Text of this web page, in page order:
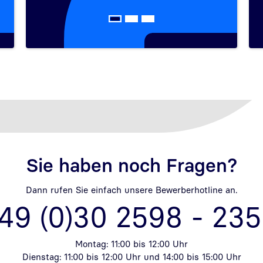
Sie haben noch Fragen?
Dann rufen Sie einfach unsere Bewerberhotline an.
(0)30 2598 -
Montag: 11:00 bis 12:00 Uhr
Dienstag: 11:00 bis 12:00 Uhr und 14:00 bis 15:00 Uhr